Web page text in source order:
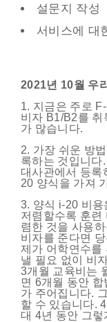
설문지 작성
서비스에 대
2021년 10월 우
1. 지금은 주로
비자 B1/B2를 취
가 많습니다.
2. 가장 쉬운 방
록하는 것입니다.
대사관에서 등록
20 양식을 가져
3. 양식 i-20 비용
저렴할수록 훈련
렴한 것을 사용
비자를 준다면
제가 어학연수를
낼 필요 없이 비
3개월 교육비는
면 6개월 동안
가 주어집니다.
할 수 있습니다.
대 4년 동안 그렇